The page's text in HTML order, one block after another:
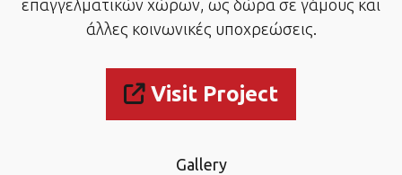
επαγγελματικών χώρων, ως δώρα σε γάμους και
άλλες κοινωνικές υποχρεώσεις.
Visit Project
Gallery